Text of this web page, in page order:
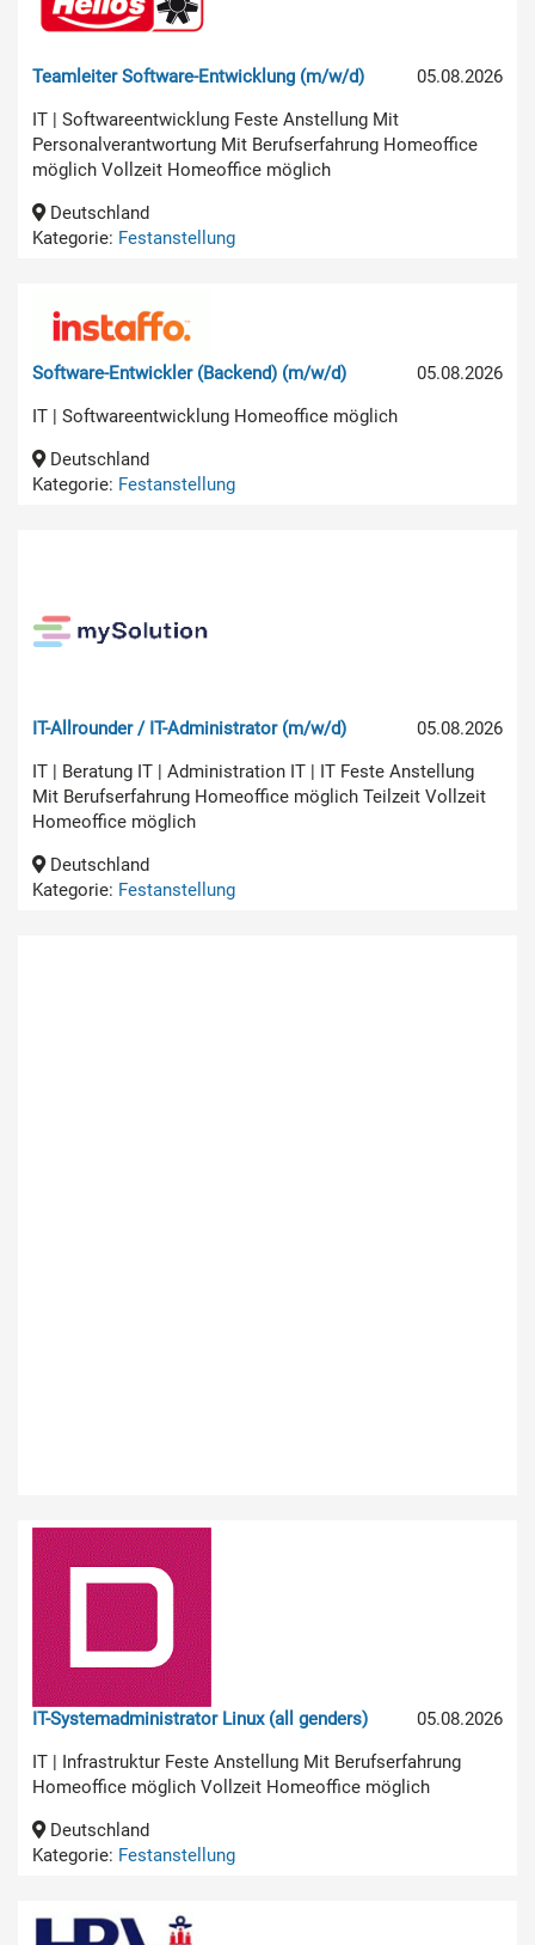
05.08.2026
Teamleiter Software-Entwicklung (m/w/d)
IT | Softwareentwicklung Feste Anstellung Mit
Personalverantwortung Mit Berufserfahrung Homeoffice
möglich Vollzeit Homeoffice möglich
Deutschland
Kategorie: Festanstellung
05.08.2026
Software-Entwickler (Backend) (m/w/d)
IT | Softwareentwicklung Homeoffice möglich
Deutschland
Kategorie: Festanstellung
05.08.2026
IT-Allrounder / IT-Administrator (m/w/d)
IT | Beratung IT | Administration IT | IT Feste Anstellung
Mit Berufserfahrung Homeoffice möglich Teilzeit Vollzeit
Homeoffice möglich
Deutschland
Kategorie: Festanstellung
05.08.2026
IT-Systemadministrator Linux (all genders)
IT | Infrastruktur Feste Anstellung Mit Berufserfahrung
Homeoffice möglich Vollzeit Homeoffice möglich
Deutschland
Kategorie: Festanstellung